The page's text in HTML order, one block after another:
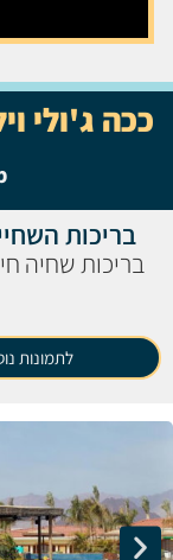
ככה ג'ולי
בריכות
בריכות שחיה
לתמונות